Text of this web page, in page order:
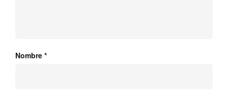
Nombre *